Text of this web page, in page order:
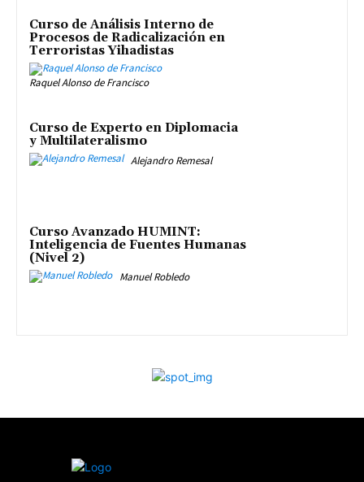
Curso de Análisis Interno de
Procesos de Radicalización en
Terroristas Yihadistas
Raquel Alonso de Francisco
Curso de Experto en Diplomacia
y Multilateralismo
Alejandro Remesal
Curso Avanzado HUMINT:
Inteligencia de Fuentes Humanas
(Nivel 2)
Manuel Robledo